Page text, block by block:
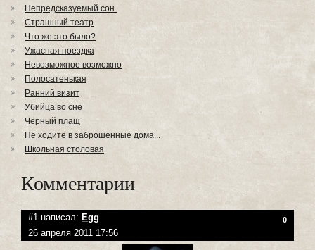
Непредсказуемый сон.
Страшный театр
Что же это было?
Ужасная поездка
Невозможное возможно
Полосатенькая
Ранний визит
Убийца во сне
Чёрный плащ
Не ходите в заброшенные дома...
Школьная столовая
Комментарии
#1 написал: Egg 0
26 апреля 2011 17:56